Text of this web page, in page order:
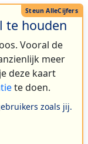
te houden
Vooral de
meer
deze kaart
te doen.
zoals jij.